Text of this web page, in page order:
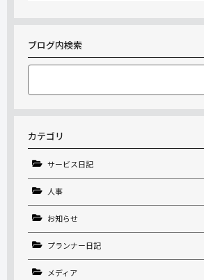
ブログ内検索
索:
カテゴリ
サービス日記
人事
お知らせ
プランナー日記
メディア